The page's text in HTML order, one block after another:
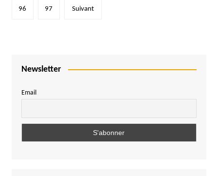
publications
96 97 Suivant
Newsletter
Email